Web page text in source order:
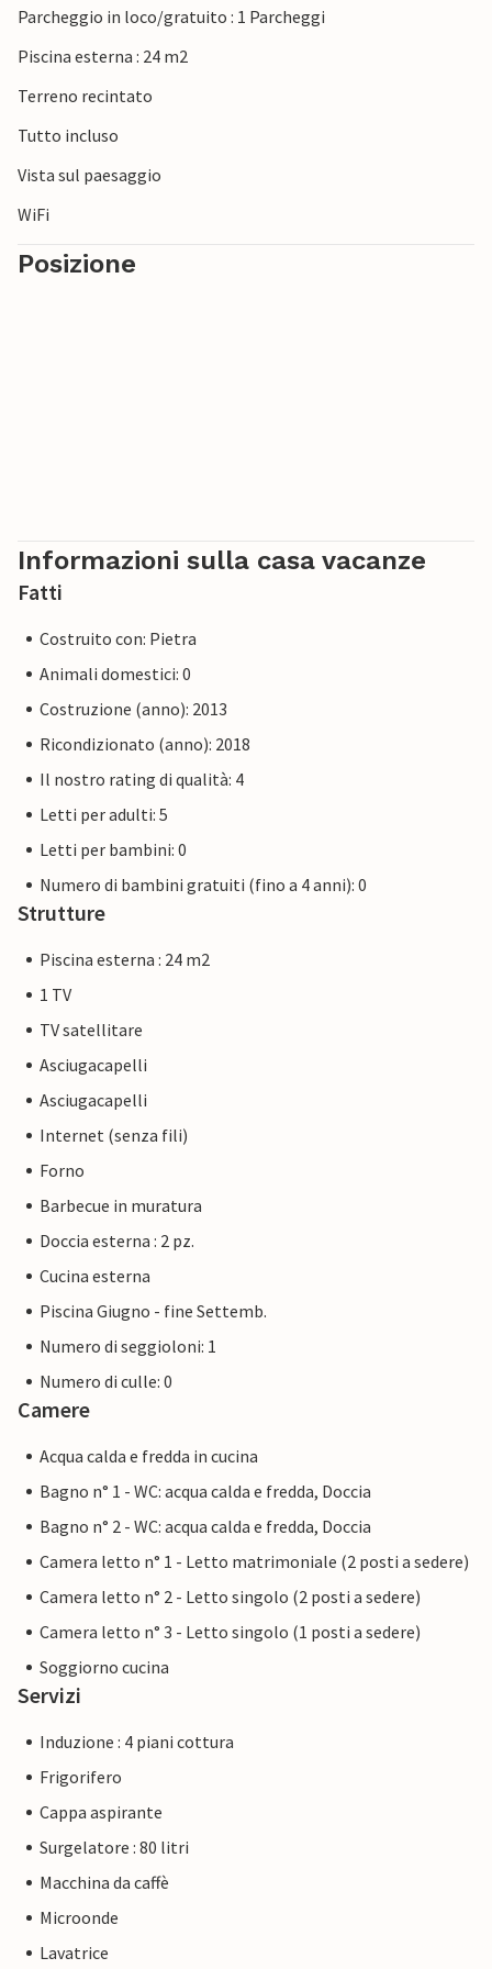
Parcheggio in loco/gratuito : 1 Parcheggi
Piscina esterna : 24 m2
Terreno recintato
Tutto incluso
Vista sul paesaggio
WiFi
Posizione
Informazioni sulla casa vacanze
Fatti
Costruito con: Pietra
Animali domestici: 0
Costruzione (anno): 2013
Ricondizionato (anno): 2018
Il nostro rating di qualità: 4
Letti per adulti: 5
Letti per bambini: 0
Numero di bambini gratuiti (fino a 4 anni): 0
Strutture
Piscina esterna : 24 m2
1 TV
TV satellitare
Asciugacapelli
Asciugacapelli
Internet (senza fili)
Forno
Barbecue in muratura
Doccia esterna : 2 pz.
Cucina esterna
Piscina Giugno - fine Settemb.
Numero di seggioloni: 1
Numero di culle: 0
Camere
Acqua calda e fredda in cucina
Bagno n° 1 - WC: acqua calda e fredda, Doccia
Bagno n° 2 - WC: acqua calda e fredda, Doccia
Camera letto n° 1 - Letto matrimoniale (2 posti a sedere)
Camera letto n° 2 - Letto singolo (2 posti a sedere)
Camera letto n° 3 - Letto singolo (1 posti a sedere)
Soggiorno cucina
Servizi
Induzione : 4 piani cottura
Frigorifero
Cappa aspirante
Surgelatore : 80 litri
Macchina da caffè
Microonde
Lavatrice